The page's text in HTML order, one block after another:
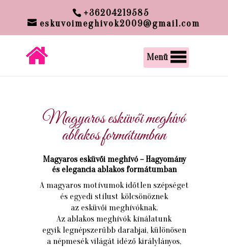
google-site-verification:
google00c6300f6013a60e.html
+36204219585
eskuvoimeghivok2009@gmail.com
Menü
Magyaros esküvői meghívó
ablakos formátumban
Magyaros esküvői meghívó – Hagyomány
és elegancia ablakos formátumban
A magyaros motívumok időtlen szépséget
és egyedi stílust kölcsönöznek
az esküvői meghívóknak.
Az ablakos meghívók kínálatunk
egyik legnépszerűbb darabjai, különösen
a népmesék világát idéző királylányos,